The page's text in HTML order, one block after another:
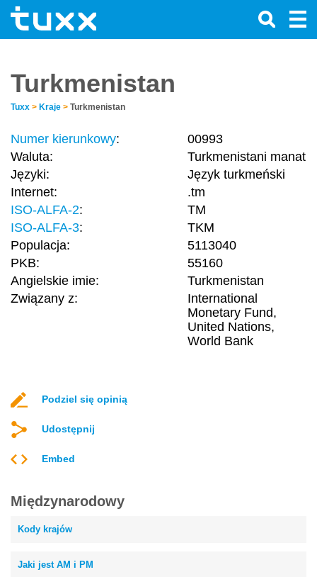
Turkmenistan
Tuxx > Kraje > Turkmenistan
Numer kierunkowy:
00993
Waluta:
Turkmenistani manat
Języki:
Język turkmeński
Internet:
.tm
ISO-ALFA-2:
TM
ISO-ALFA-3:
TKM
Populacja:
5113040
PKB:
55160
Angielskie imie:
Turkmenistan
Związany z:
International
Monetary Fund,
United Nations,
World Bank
Podziel się opinią
Udostępnij
Embed
Międzynarodowy
Kody krajów
Jaki jest AM i PM